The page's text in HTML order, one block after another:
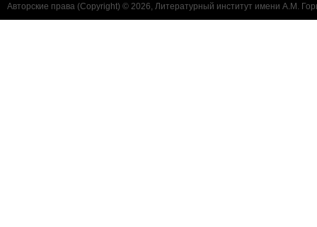
Авторские права (Copyright) © 2026, Литературный институт имени А.М.